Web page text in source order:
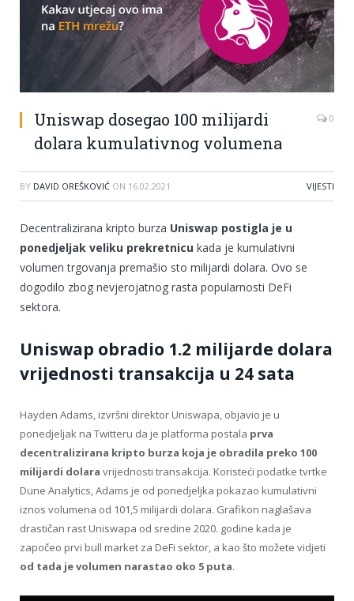
Uniswap dosegao 100 milijardi
dolara kumulativnog volumena
0
BY DAVID OREŠKOVIĆ ON 16.02.2021 VIJESTI
Decentralizirana kripto burza Uniswap postigla je u
ponedjeljak veliku prekretnicu kada je kumulativni
volumen trgovanja premašio sto milijardi dolara. Ovo se
dogodilo zbog nevjerojatnog rasta popularnosti DeFi
sektora.
Uniswap obradio 1.2 milijarde dolara
vrijednosti transakcija u 24 sata
Hayden Adams, izvršni direktor Uniswapa, objavio je u
ponedjeljak na Twitteru da je platforma postala prva
decentralizirana kripto burza koja je obradila preko 100
milijardi dolara vrijednosti transakcija. Koristeći podatke tvrtke
Dune Analytics, Adams je od ponedjeljka pokazao kumulativni
iznos volumena od 101,5 milijardi dolara. Grafikon naglašava
drastičan rast Uniswapa od sredine 2020. godine kada je
započeo prvi bull market za DeFi sektor, a kao što možete vidjeti
od tada je volumen narastao oko 5 puta.